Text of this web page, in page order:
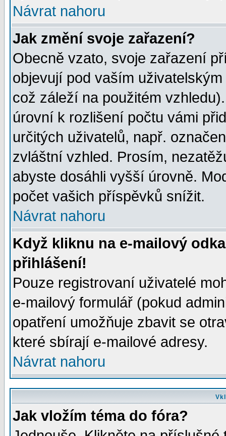
Návrat nahoru
Jak změní svoje zařazení?
Obecně vzato, svoje zařazení
objevují pod vaším
což záleží na použitém
úrovní k rozlišení počtu vámi
určitých uživatelů, např.
zvláštní vzhled. Prosím,
abyste dosáhli vyšší úrovně.
počet vašich příspěvků snížit.
Návrat nahoru
Když kliknu na e-mailový
přihlášení!
Pouze registrovaní uživatelé
e-mailový formulář (pokud
opatření umožňuje zbavit se
které sbírají e-mailové adresy.
Návrat nahoru
Jak vložím téma do fóra?